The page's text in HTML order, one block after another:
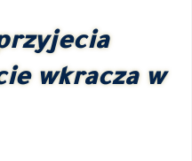
wkracza w